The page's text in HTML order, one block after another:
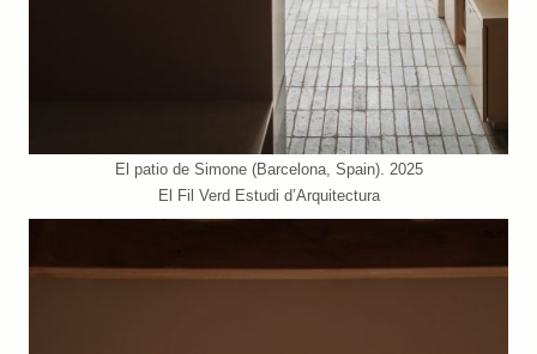
El patio de Simone (Barcelona, Spain). 2025
El Fil Verd Estudi d’Arquitectura